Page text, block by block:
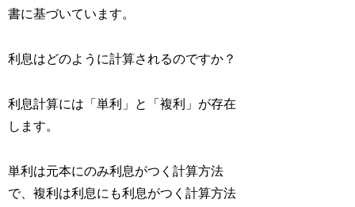
書に基づいています。
利息はどのように計算されるのですか？
利息計算には「単利」と「複利」が存在
します。
単利は元本にのみ利息がつく計算方法
で、複利は利息にも利息がつく計算方法